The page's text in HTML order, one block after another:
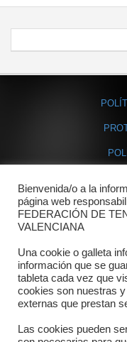
Bienvenida/o a la
página web
FEDERACIÓN DE
VALENCIANA
Una cookie o galleta
información que se
tableta cada vez que
cookies son nuestras
externas que prestan
Las cookies pueden